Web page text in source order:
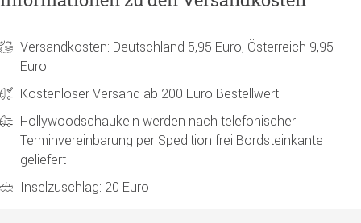
Versandkosten: Deutschland 5,95 Euro, Österreich 9,95
Euro
Kostenloser Versand ab 200 Euro Bestellwert
Hollywoodschaukeln werden nach telefonischer
Terminvereinbarung per Spedition frei Bordsteinkante
geliefert
Inselzuschlag: 20 Euro